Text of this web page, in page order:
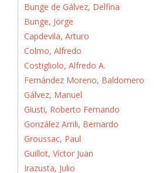
Bunge de Gálvez, Delfina
Bunge, Jorge
Capdevila, Arturo
Colmo, Alfredo
Costigliolo, Alfredo A.
Fernández Moreno, Baldomero
Gálvez, Manuel
Giusti, Roberto Fernando
González Arrili, Bernardo
Groussac, Paul
Guillot, Víctor Juan
Irazusta, Julio